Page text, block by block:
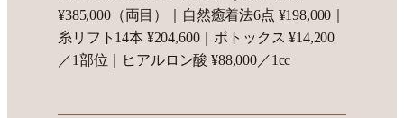
¥385,000（両目）｜自然癒着法6点 ¥198,000｜
糸リフト14本 ¥204,600｜ボトックス ¥14,200
／1部位｜ヒアルロン酸 ¥88,000／1cc